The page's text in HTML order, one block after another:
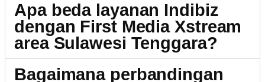
Apa beda layanan Indibiz
dengan First Media Xstream
area Sulawesi Tenggara?
Bagaimana perbandingan